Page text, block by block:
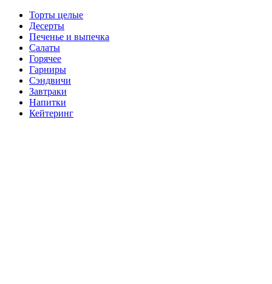
Торты целые
Десерты
Печенье и выпечка
Салаты
Горячее
Гарниры
Сэндвичи
Завтраки
Напитки
Кейтеринг